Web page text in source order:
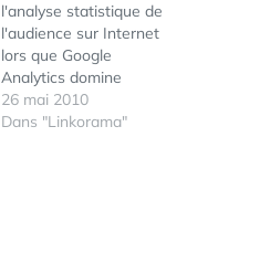
l'analyse statistique de
l'audience sur Internet
lors que Google
Analytics domine
largement le marché
des solutions
26 mai 2010
Dans "Linkorama"